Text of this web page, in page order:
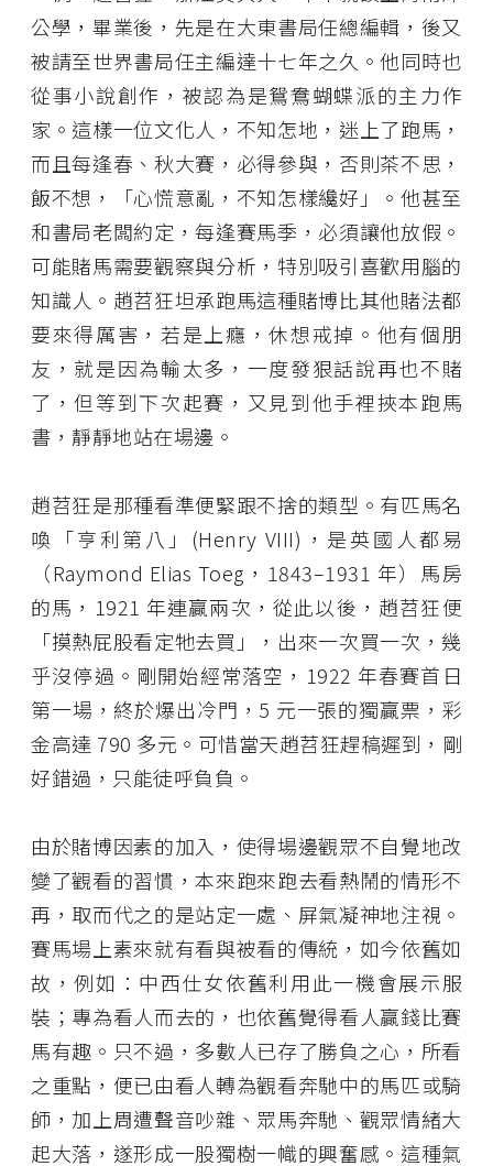
公學，畢業後，先是在大東書局任總編輯，後又
被請至世界書局任主編達十七年之久。他同時也
從事小說創作，被認為是鴛鴦蝴蝶派的主力作
家。這樣一位文化人，不知怎地，迷上了跑馬，
而且每逢春、秋大賽，必得參與，否則茶不思，
飯不想，「心慌意亂，不知怎樣纔好」。他甚至
和書局老闆約定，每逢賽馬季，必須讓他放假。
可能賭馬需要觀察與分析，特別吸引喜歡用腦的
知識人。趙苕狂坦承跑馬這種賭博比其他賭法都
要來得厲害，若是上癮，休想戒掉。他有個朋
友，就是因為輸太多，一度發狠話說再也不賭
了，但等到下次起賽，又見到他手裡挾本跑馬
書，靜靜地站在場邊。
趙苕狂是那種看準便緊跟不捨的類型。有匹馬名
喚「亨利第八」(Henry VIII)，是英國人都易
（Raymond Elias Toeg，1843–1931 年）馬房
的馬，1921 年連贏兩次，從此以後，趙苕狂便
「摸熱屁股看定牠去買」，出來一次買一次，幾
乎沒停過。剛開始經常落空，1922 年春賽首日
第一場，終於爆出冷門，5 元一張的獨贏票，彩
金高達 790 多元。可惜當天趙苕狂趕稿遲到，剛
好錯過，只能徒呼負負。
由於賭博因素的加入，使得場邊觀眾不自覺地改
變了觀看的習慣，本來跑來跑去看熱鬧的情形不
再，取而代之的是站定一處、屏氣凝神地注視。
賽馬場上素來就有看與被看的傳統，如今依舊如
故，例如：中西仕女依舊利用此一機會展示服
裝；專為看人而去的，也依舊覺得看人贏錢比賽
馬有趣。只不過，多數人已存了勝負之心，所看
之重點，便已由看人轉為觀看奔馳中的馬匹或騎
師，加上周遭聲音吵雜、眾馬奔馳、觀眾情緒大
起大落，遂形成一股獨樹一幟的興奮感。這種氣